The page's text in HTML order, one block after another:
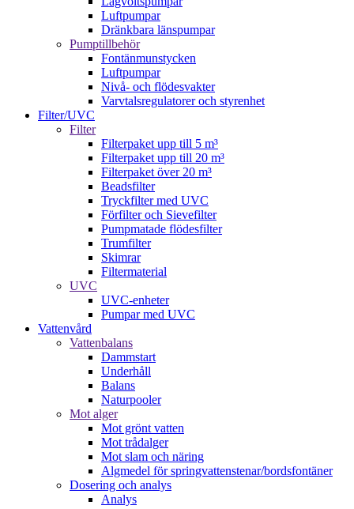
Luftpumpar
Dränkbara länspumpar
Pumptillbehör
Fontänmunstycken
Luftpumpar
Nivå- och flödesvakter
Varvtalsregulatorer och styrenhet
Filter/UVC
Filter
Filterpaket upp till 5 m³
Filterpaket upp till 20 m³
Filterpaket över 20 m³
Beadsfilter
Tryckfilter med UVC
Förfilter och Sievefilter
Pumpmatade flödesfilter
Trumfilter
Skimrar
Filtermaterial
UVC
UVC-enheter
Pumpar med UVC
Vattenvård
Vattenbalans
Dammstart
Underhåll
Balans
Naturpooler
Mot alger
Mot grönt vatten
Mot trådalger
Mot slam och näring
Algmedel för springvattenstenar/bordsfontäner
Dosering och analys
Analys